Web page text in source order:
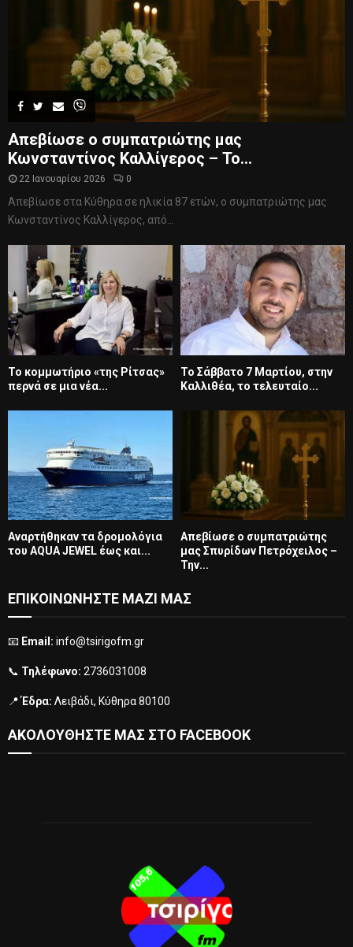
Απεβίωσε ο συμπατριώτης μας
Κωνσταντίνος Καλλίγερος – Το...
22 Ιανουαρίου 2026 0
Απεβίωσε στα Κύθηρα σε ηλικία 87 ετών, ο συμπατριώτης μας
Κωνσταντίνος Καλλίγερος, από...
Το κομμωτήριο «της Ρίτσας»
περνά σε μια νέα...
Το Σάββατο 7 Μαρτίου, στην
Καλλιθέα, το τελευταίο...
Αναρτήθηκαν τα δρομολόγια
του AQUA JEWEL έως και...
Απεβίωσε ο συμπατριώτης
μας Σπυρίδων Πετρόχειλος –
Την...
ΕΠΙΚΟΙΝΩΝΗΣΤΕ ΜΑΖΙ ΜΑΣ
📧 Email: info@tsirigofm.gr
📞 Τηλέφωνο: 2736031008
📍Έδρα: Λειβάδι, Κύθηρα 80100
ΑΚΟΛΟΥΘΗΣΤΕ ΜΑΣ ΣΤΟ FACEBOOK